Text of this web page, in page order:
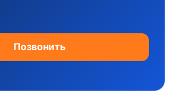
Позвонить